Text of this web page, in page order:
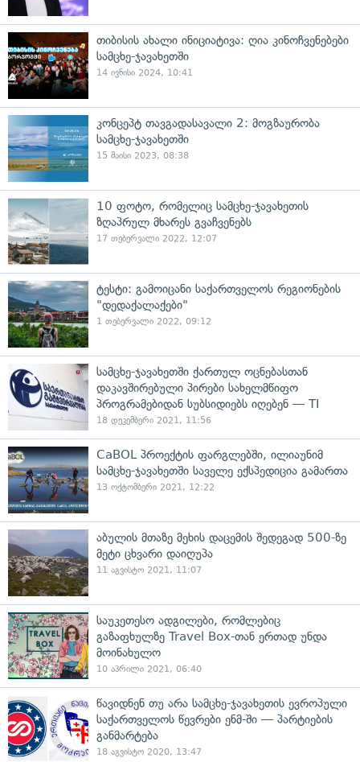
თიბისის ახალი ინიციატივა: ღია კინოჩვენებები
სამცხე-ჯავახეთში
14 ივნისი 2024, 10:41
კონცეპტ თავგადასავალი 2: მოგზაურობა
სამცხე-ჯავახეთში
15 მაისი 2023, 08:38
10 ფოტო, რომელიც სამცხე-ჯავახეთის
ზღაპრულ მხარეს გვაჩვენებს
17 თებერვალი 2022, 12:07
ტესტი: გამოიცანი საქართველოს რეგიონების
"დედაქალაქები"
1 თებერვალი 2022, 09:12
სამცხე-ჯავახეთში ქართულ ოცნებასთან
დაკავშირებული პირები სახელმწიფო
პროგრამებიდან სუბსიდიებს იღებენ — TI
18 დეკემბერი 2021, 11:56
CaBOL პროექტის ფარგლებში, ილიაუნიმ
სამცხე-ჯავახეთში საველე ექსპედიცია გამართა
13 ოქტომბერი 2021, 12:22
აბულის მთაზე მეხის დაცემის შედეგად 500-ზე
მეტი ცხვარი დაიღუპა
11 აგვისტო 2021, 11:07
საუკეთესო ადგილები, რომლებიც
გაზაფხულზე Travel Box-თან ერთად უნდა
მოინახულო
10 აპრილი 2021, 06:40
წავიდნენ თუ არა სამცხე-ჯავახეთის ევროპული
საქართველოს წევრები ენმ-ში — პარტიების
განმარტება
18 აგვისტო 2020, 13:47